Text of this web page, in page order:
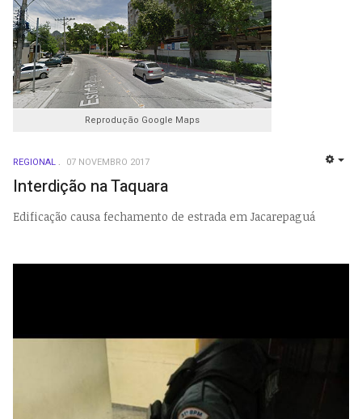
Reprodução Google Maps
REGIONAL 07 NOVEMBRO 2017
Interdição na Taquara
Edificação causa fechamento de estrada em Jacarepaguá